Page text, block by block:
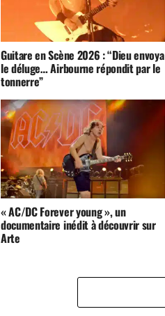
Guitare en Scène 2026 : “Dieu envoya
le déluge… Airbourne répondit par le
tonnerre”
« AC/DC Forever young », un
documentaire inédit à découvrir sur
Arte